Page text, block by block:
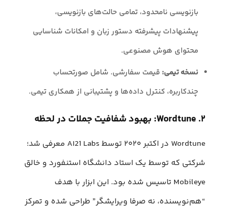
بازنویسی نامحدود، تمامی حالت‌های بازنویسی،
پیشنهادات پیشرفته دستور زبان و امکانات شناسایی
محتوای هوش مصنوعی.
نسخه تیمی: قیمت سفارشی. شامل صورتحساب
چندکاربره، کنترل داده‌ها و پشتیبانی از همکاری تیمی.
۲. Wordtune: بهبود شفافیت جملات در لحظه
Wordtune در اکتبر ۲۰۲۰ توسط AI21 Labs معرفی شد؛
شرکتی که توسط یک استاد دانشگاه استنفورد و خالق
Mobileye تاسیس شده بود. این ابزار با هدف
“هم‌نویسنده، نه صرفا ویرایشگر” طراحی شده و تمرکز